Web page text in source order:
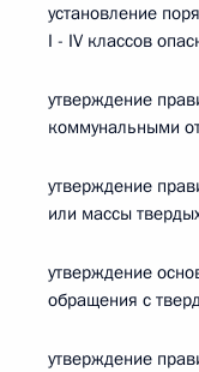
установление
I - IV классов
утверждение
коммунальными
утверждение
или массы
утверждение
обращения с
утверждение